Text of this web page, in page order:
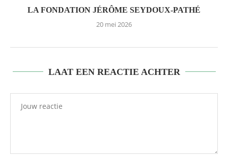
LA FONDATION JÉRÔME SEYDOUX-PATHÉ
20 mei 2026
LAAT EEN REACTIE ACHTER